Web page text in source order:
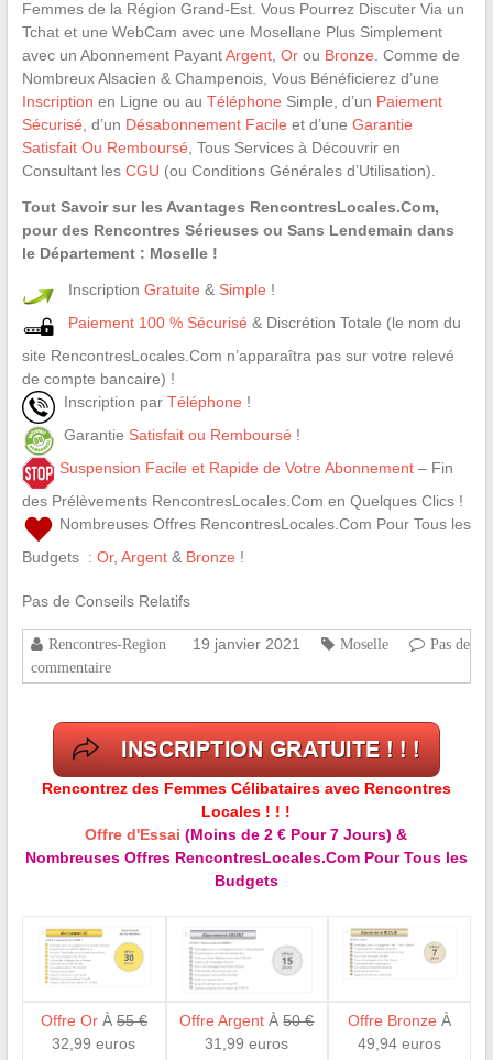
Femmes de la Région Grand-Est. Vous Pourrez Discuter Via un
Tchat et une WebCam avec une Mosellane Plus Simplement
avec un Abonnement PayantArgent, Orou Bronze . Comme de
Nombreux Alsacien & Champenois, Vous Bénéficierez d’une
Inscription en Ligne ou au Téléphone Simple, d’un Paiement
Sécurisé , d’un Désabonnement Facile et d’une Garantie
Satisfait Ou Remboursé , Tous Services à Découvrir en
Consultant les CGU (ou Conditions Générales d’Utilisation).
Tout Savoir sur les Avantages RencontresLocales.Com,
pour des Rencontres Sérieuses ou Sans Lendemain dans
le Département : Moselle !
Inscription Gratuite & Simple !
Paiement 100 % Sécurisé & Discrétion Totale (le nom du
site RencontresLocales.Com n’apparaîtra pas sur votre relevé
de compte bancaire) !
Inscription par Téléphone !
Garantie Satisfait ou Remboursé !
Suspension Facile et Rapide de Votre Abonnement– Fin
des Prélèvements RencontresLocales.Com en Quelques Clics !
Nombreuses Offres RencontresLocales.Com Pour Tous les
Budgets : Or, Argent& Bronze !
Pas de Conseils Relatifs
Rencontres-Region 19 janvier 2021 Moselle
Pas de
commentaire
Rencontrez des Femmes Célibataires avec Rencontres
Locales ! ! !
Offre d'Essai (Moins de 2 € Pour 7 Jours) &
Nombreuses Offres RencontresLocales.Com Pour Tous les
Budgets
Offre OrÀ 55 €
32,99 euros
Offre Argent À50 €
31,99 euros
Offre Bronze À
49,94 euros